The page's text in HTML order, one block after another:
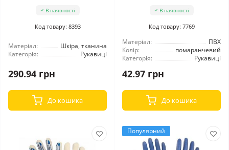
В наявності
Код товару: 8393
Матеріал:
Шкіра, тканина
Категорія:
Рукавиці
290.94 грн
До кошика
В наявності
Код товару: 7769
Матеріал:
ПВХ
Колір:
помаранчевий
Категорія:
Рукавиці
42.97 грн
До кошика
Популярний